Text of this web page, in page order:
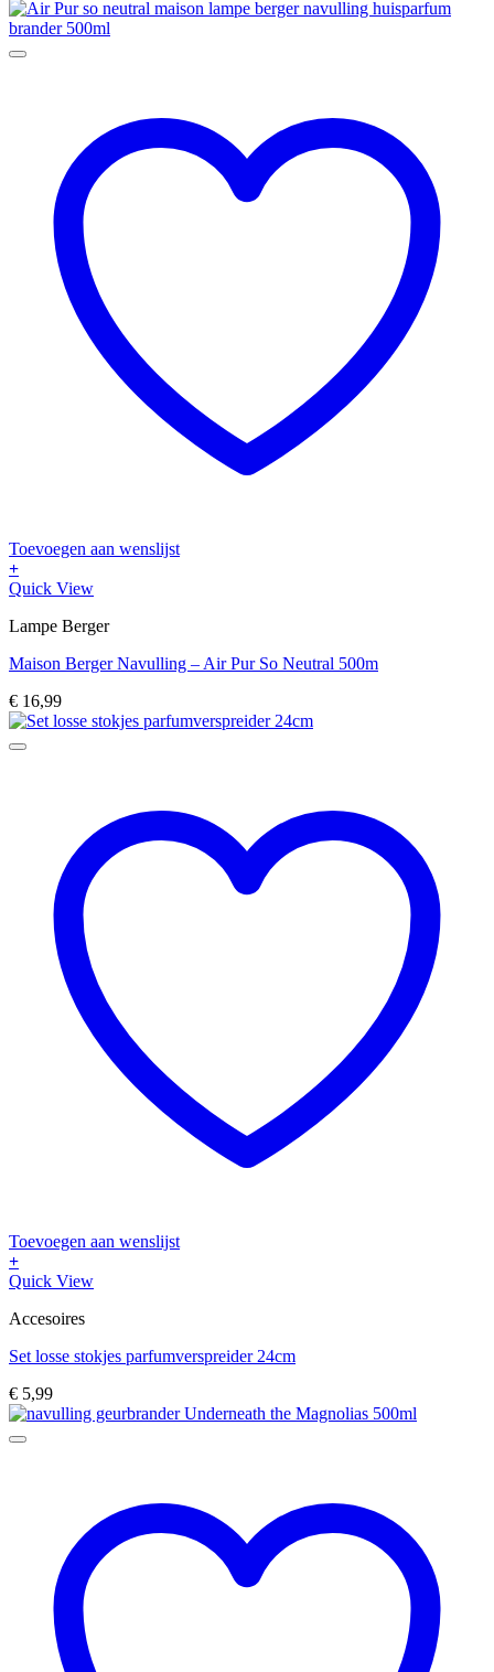
Toevoegen aan wenslijst
+
Quick View
Lampe Berger
Maison Berger Navulling – Air Pur So Neutral 500m
€ 16,99
Toevoegen aan wenslijst
+
Quick View
Accesoires
Set losse stokjes parfumverspreider 24cm
€ 5,99